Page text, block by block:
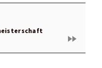
fast_forward